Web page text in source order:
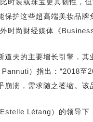
时装或珠宝更具韧性，
护这些超高端美妆品牌
时尚财经媒体《
道夫的主要增长引擎，
）指出：“2018
溃，需求随之萎缩。
Létang）的领导